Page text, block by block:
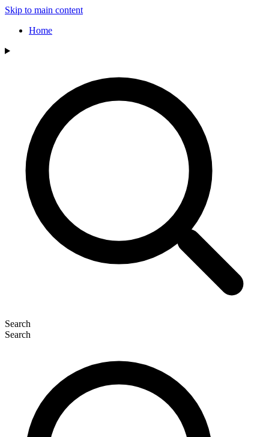
Skip to main content
Home
Search
Search